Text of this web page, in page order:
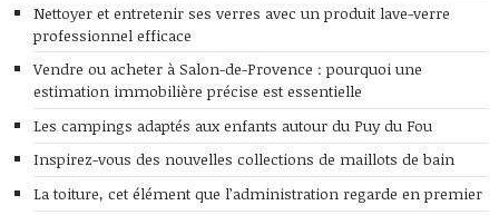
Nettoyer et entretenir ses verres avec un produit lave-verre
professionnel efficace
Vendre ou acheter à Salon-de-Provence : pourquoi une
estimation immobilière précise est essentielle
Les campings adaptés aux enfants autour du Puy du Fou
Inspirez-vous des nouvelles collections de maillots de bain
La toiture, cet élément que l’administration regarde en premier